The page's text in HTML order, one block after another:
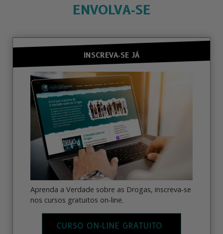
ENVOLVA‑SE
INSCREVA‑SE JÁ
Aprenda a Verdade sobre as Drogas, inscreva‑se
nos cursos gratuitos on‑line.
CURSO ON‑LINE GRATUITO